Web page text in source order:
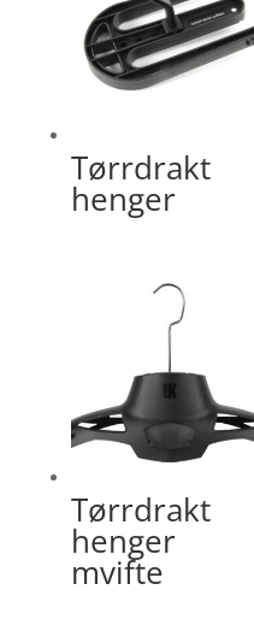
Tørrdrakt
henger
Tørrdrakt
henger
mvifte